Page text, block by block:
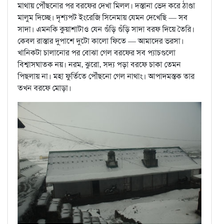
মাথায় পৌঁছনোর পর বরফের দেখা মিলল। দস্তানা ভেদ করে ঠাণ্ডা
মালুম দিচ্ছে। দৃশ্যপট ইংরেজি সিনেমায় যেমন দেখেছি — সব
সাদা। এমনকি কুয়াশাটাও যেন গুঁড়ি গুঁড়ি সাদা বরফ দিয়ে তৈরি।
কেবল রাস্তার দু্পাশে দুটো কালো ফিতে — আমাদের ভরসা।
খানিকটা চালানোর পর বোঝা গেল বরফের সব প্যাচগুলো
বিশ্বাসঘাতক নয়। নরম, ঝুরো, সদ্য পড়া বরফে চাকা তেমন
পিছলায় না। মহা ফুর্তিতে পৌঁছনো গেল নাথাং। আপাদমস্তক তার
তখন বরফে মোড়া।